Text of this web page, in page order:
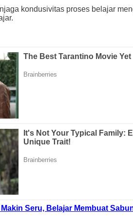
kondusivitas proses belajar
Seru, Belajar Membuat